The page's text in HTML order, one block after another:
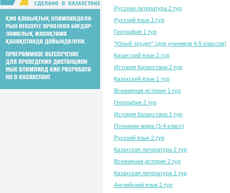
Русская литература 2 тур
Русский язык 1 тур
География 1 тур
"Юный эрудит" (для учеников 4-5 классов)
Казахский язык 2 тур
История Казахстана 2 тур
Казахский язык 1 тур
Всемирная история 1 тур
География 2 тур
История Казахстана 1 тур
Познание мира (3-4 класс)
Русский язык 2 тур
Казахская литература 2 тур
Всемирная история 2 тур
Казахская литература 1 тур
Английский язык 2 тур